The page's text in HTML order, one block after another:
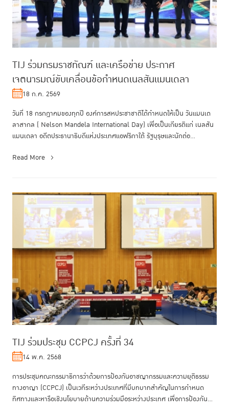
TIJ ร่วมกรมราชทัณฑ์ และเครือข่าย ประกาศ
เจตนารมณ์ขับเคลื่อนข้อกำหนดเนลสันแมนเดลา
18 ก.ค. 2569
วันที่ 18 กรกฎาคมของทุกปี องค์การสหประชาชาติได้กำหนดให้เป็น วันแมนเด
ลาสากล ( Nelson Mandela International Day) เพื่อเป็นเกียรติแก่ เนลสัน
แมนเดลา อดีตประธานาธิบดีแห่งประเทศแอฟริกาใต้ รัฐบุรุษและนักต่อ...
Read More
TIJ ร่วมประชุม CCPCJ ครั้งที่ 34
14 พ.ค. 2568
การประชุมคณะกรรมาธิการว่าด้วยการป้องกันอาชญากรรมและความยุติธรรม
ทางอาญา (CCPCJ) เป็นเวทีระหว่างประเทศที่มีบทบาทสำคัญในการกำหนด
ทิศทางและหารือเชิงนโยบายด้านความร่วมมือระหว่างประเทศ เพื่อการป้องกัน